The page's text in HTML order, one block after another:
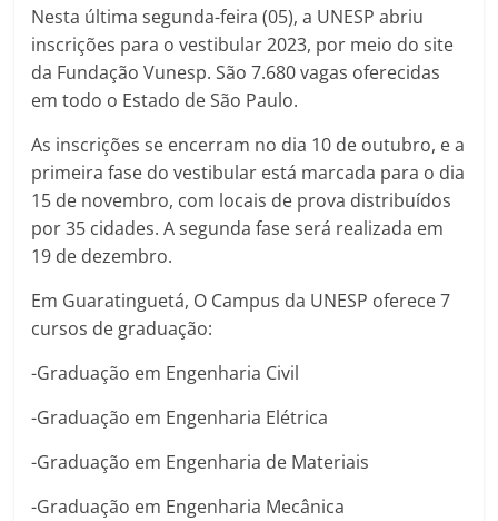
Nesta última segunda-feira (05), a UNESP abriu
inscrições para o vestibular 2023, por meio do site
da Fundação Vunesp. São 7.680 vagas oferecidas
em todo o Estado de São Paulo.
As inscrições se encerram no dia 10 de outubro, e a
primeira fase do vestibular está marcada para o dia
15 de novembro, com locais de prova distribuídos
por 35 cidades. A segunda fase será realizada em
19 de dezembro.
Em Guaratinguetá, O Campus da UNESP oferece 7
cursos de graduação:
-Graduação em Engenharia Civil
-Graduação em Engenharia Elétrica
-Graduação em Engenharia de Materiais
-Graduação em Engenharia Mecânica